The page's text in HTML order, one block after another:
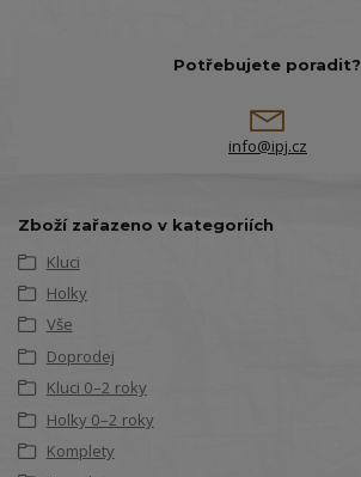
Potřebujete poradit?
info@ipj.cz
Zboží zařazeno v kategoriích
Kluci
Holky
Vše
Doprodej
Kluci 0–2 roky
Holky 0–2 roky
Komplety